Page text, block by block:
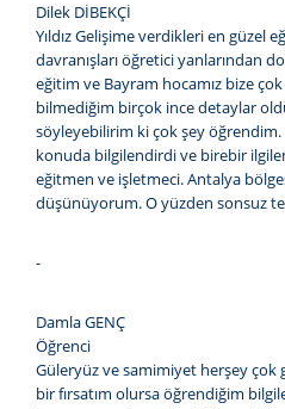
Dilek DİBEKÇİ
Yıldız Gelişime verdikleri en güzel
davranışları öğretici yanlarından
eğitim ve Bayram hocamız bize
bilmediğim birçok ince detaylar
söyleyebilirim ki çok şey
konuda bilgilendirdi ve birebir
eğitmen ve işletmeci. Antalya
düşünüyorum. O yüzden sonsuz
-
Damla GENÇ
Öğrenci
Güleryüz ve samimiyet herşey çok
bir fırsatım olursa öğrendiğim